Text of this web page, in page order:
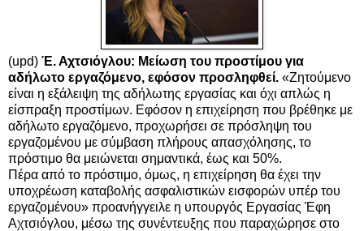
(upd) Έ. Αχτσιόγλου: Μείωση του προστίμου για
αδήλωτο εργαζόμενο, εφόσον προσληφθεί. «Ζητούμενο
είναι η εξάλειψη της αδήλωτης εργασίας και όχι απλώς η
είσπραξη προστίμων. Εφόσον η επιχείρηση που βρέθηκε με
αδήλωτο εργαζόμενο, προχωρήσει σε πρόσληψη του
εργαζομένου με σύμβαση πλήρους απασχόλησης, το
πρόστιμο θα μειώνεται σημαντικά, έως και 50%.
Πέρα από το πρόστιμο, όμως, η επιχείρηση θα έχει την
υποχρέωση καταβολής ασφαλιστικών εισφορών υπέρ του
εργαζομένου» προανήγγειλε η υπουργός Εργασίας Έφη
Αχτσιόγλου, μέσω της συνέντευξης που παραχώρησε στο